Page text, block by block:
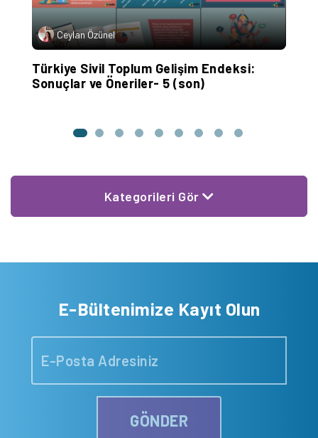
Ceylan Özünel
Türkiye Sivil Toplum Gelişim Endeksi:
Sonuçlar ve Öneriler- 5 (son)
Kategorileri Gör
E-Bültenimize Kayıt Olun
GÖNDER